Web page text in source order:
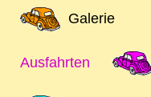
Galerie
Ausfahrten